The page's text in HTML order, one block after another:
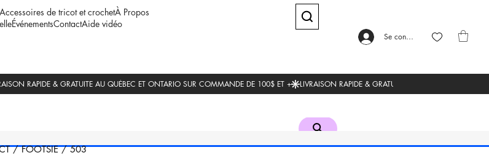
Accessoires de tricot et crochetÀ Propos
ÉvénementsContactAide vidéo
Se connecter
/ FOOTSIE / 503